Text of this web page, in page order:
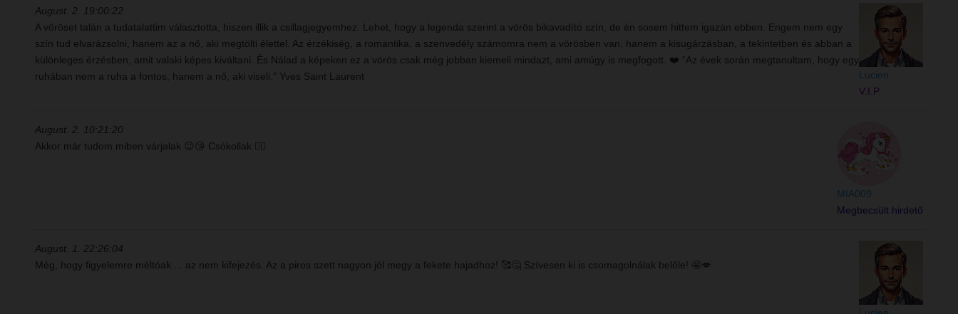
Lucien
V.I.P.
August. 2. 19:00:22
A vöröset talán a tudatalattim választotta, hiszen illik a csillagjegyemhez. Lehet, hogy a legenda szerint a vörös bikavadító szín, de én sosem hittem igazán ebben. Engem nem egy
szín tud elvarázsolni, hanem az a nő, aki megtölti élettel. Az érzékiség, a romantika, a szenvedély számomra nem a vörösben van, hanem a kisugárzásban, a tekintetben és abban a
különleges érzésben, amit valaki képes kiváltani. És Nálad a képeken ez a vörös csak még jobban kiemeli mindazt, ami amúgy is megfogott. ❤️ “Az évek során megtanultam, hogy egy
ruhában nem a ruha a fontos, hanem a nő, aki viseli.” Yves Saint Laurent
MIA009
Megbecsült hirdető
August. 2. 10:21:20
Akkor már tudom miben várjalak 😉😘 Csókollak ❤️‍🔥
August. 1. 22:26:04
Még, hogy figyelemre méltóak ... az nem kifejezés. Az a piros szett nagyon jól megy a fekete hajadhoz! 🥰🤔 Szívesen ki is csomagolnálak belőle! 🤩💋